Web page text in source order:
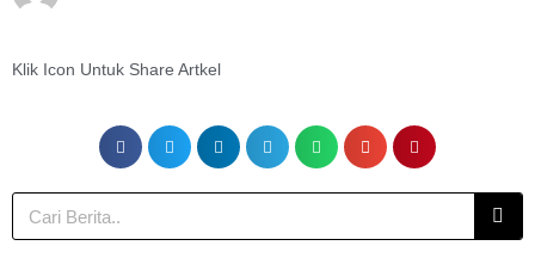
Klik Icon Untuk Share Artkel